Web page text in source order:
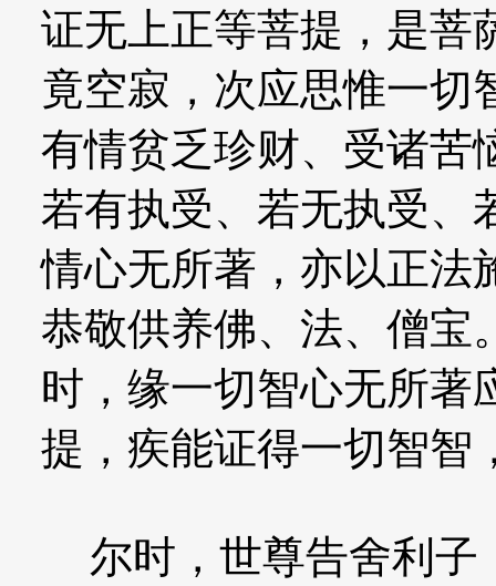
证无上正等菩提，是菩
竟空寂，次应思惟一切
有情贫乏珍财、受诸
若有执受、若无执受、
情心无所著，亦以正法
恭敬供养佛、法、僧宝
时，缘一切智心无所著
提，疾能证得一切智智
尔时，世尊告舍利子